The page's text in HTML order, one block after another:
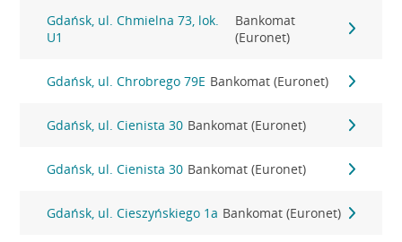
Gdańsk, ul. Chmielna 73, lok.
U1
Bankomat
(Euronet)
Gdańsk, ul. Chrobrego 79E Bankomat (Euronet)
Gdańsk, ul. Cienista 30 Bankomat (Euronet)
Gdańsk, ul. Cienista 30 Bankomat (Euronet)
Gdańsk, ul. Cieszyńskiego 1a Bankomat (Euronet)